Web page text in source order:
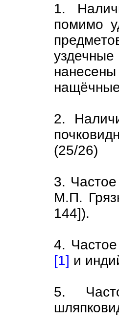
1.
помимо
2.
(25/26)
3.
М.П.
144]).
4.
[1] и
5.